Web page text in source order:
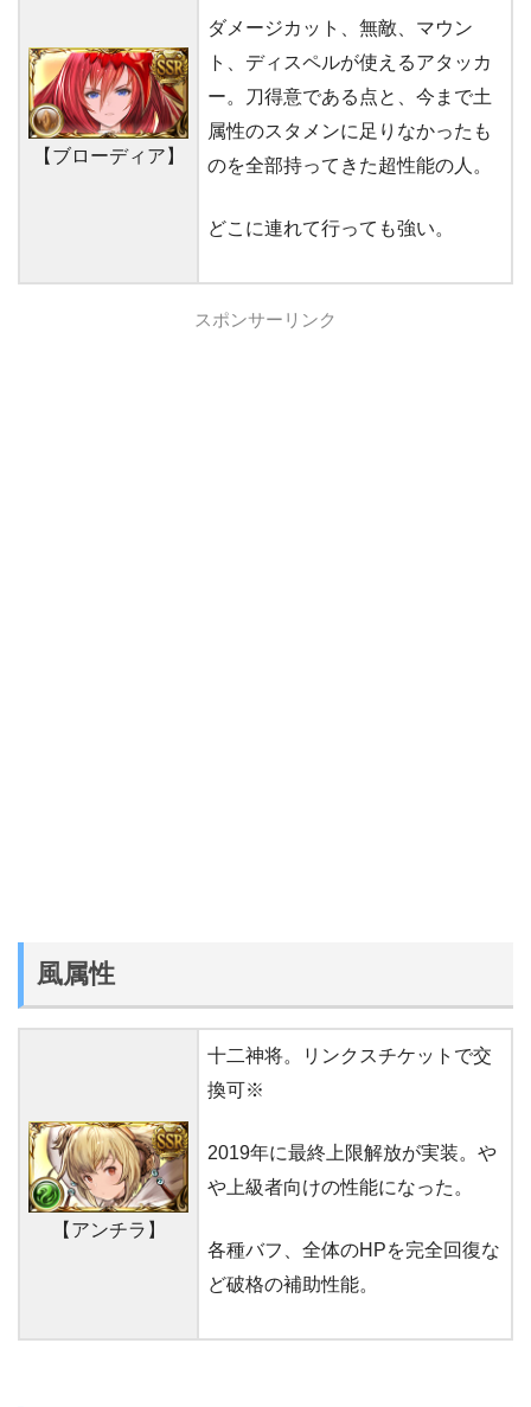
【ブローディア】
ダメージカット、無敵、マウン
ト、ディスペルが使えるアタッカ
ー。刀得意である点と、今まで土
属性のスタメンに足りなかったも
のを全部持ってきた超性能の人。
どこに連れて行っても強い。
スポンサーリンク
風属性
【アンチラ】
十二神将。リンクスチケットで交
換可※
2019年に最終上限解放が実装。や
や上級者向けの性能になった。
各種バフ、全体のHPを完全回復な
ど破格の補助性能。